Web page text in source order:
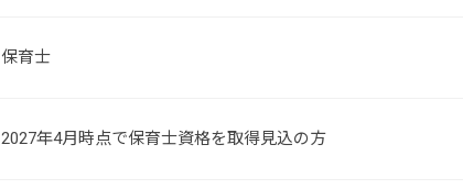
保育士
2027年4月時点で保育士資格を取得見込の方